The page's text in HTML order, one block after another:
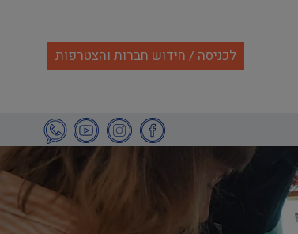
לכניסה / חידוש חברות והצטרפות